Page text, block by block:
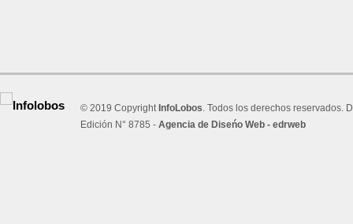
© 2019 Copyright InfoLobos. Todos los derechos reservados.
Edición N° 8785 - Agencia de Diseńo Web - edrweb